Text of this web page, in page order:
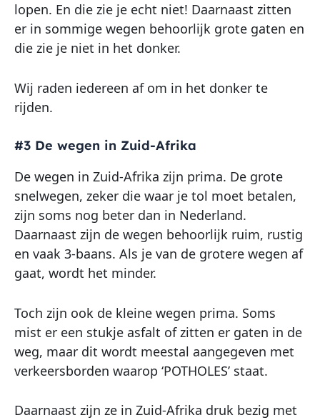
lopen. En die zie je echt niet! Daarnaast zitten
er in sommige wegen behoorlijk grote gaten en
die zie je niet in het donker.
Wij raden iedereen af om in het donker te
rijden.
#3 De wegen in Zuid-Afrika
De wegen in Zuid-Afrika zijn prima. De grote
snelwegen, zeker die waar je tol moet betalen,
zijn soms nog beter dan in Nederland.
Daarnaast zijn de wegen behoorlijk ruim, rustig
en vaak 3-baans. Als je van de grotere wegen af
gaat, wordt het minder.
Toch zijn ook de kleine wegen prima. Soms
mist er een stukje asfalt of zitten er gaten in de
weg, maar dit wordt meestal aangegeven met
verkeersborden waarop ‘POTHOLES’ staat.
Daarnaast zijn ze in Zuid-Afrika druk bezig met